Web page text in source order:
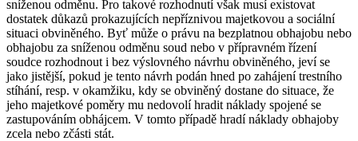
sníženou odměnu. Pro takové rozhodnutí však musí existovat
dostatek důkazů prokazujících nepříznivou majetkovou a sociální
situaci obviněného. Byť může o právu na bezplatnou obhajobu nebo
obhajobu za sníženou odměnu soud nebo v přípravném řízení
soudce rozhodnout i bez výslovného návrhu obviněného, jeví se
jako jistější, pokud je tento návrh podán hned po zahájení trestního
stíhání, resp. v okamžiku, kdy se obviněný dostane do situace, že
jeho majetkové poměry mu nedovolí hradit náklady spojené se
zastupováním obhájcem. V tomto případě hradí náklady obhajoby
zcela nebo zčásti stát.